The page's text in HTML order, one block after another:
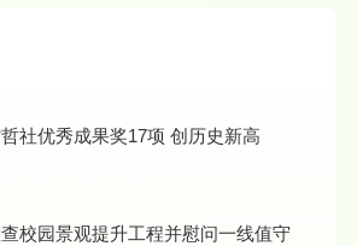
华农获广东省哲社优秀成果奖17项 创历史新高
校园景观提升工程并慰问一线值守